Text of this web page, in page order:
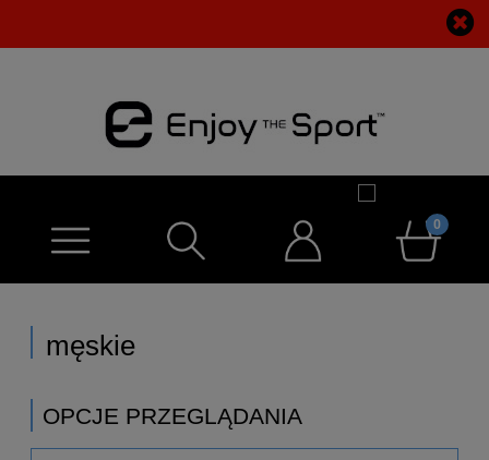
męskie
OPCJE PRZEGLĄDANIA